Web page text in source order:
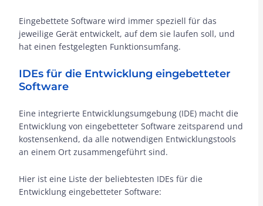
Eingebettete Software wird immer speziell für das
jeweilige Gerät entwickelt, auf dem sie laufen soll, und
hat einen festgelegten Funktionsumfang.
IDEs für die Entwicklung eingebetteter
Software
Eine integrierte Entwicklungsumgebung (IDE) macht die
Entwicklung von eingebetteter Software zeitsparend und
kostensenkend, da alle notwendigen Entwicklungstools
an einem Ort zusammengeführt sind.
Hier ist eine Liste der beliebtesten IDEs für die
Entwicklung eingebetteter Software: